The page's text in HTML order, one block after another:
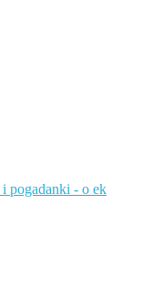
pogadanki - o ek